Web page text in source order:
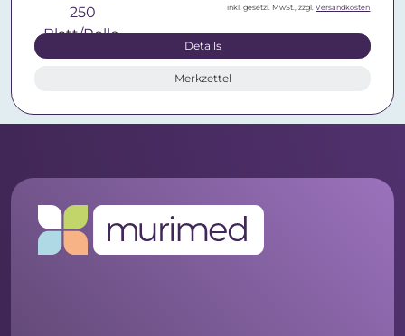
inkl. gesetzl. MwSt., zzgl.Versandkosten
Details
Merkzettel